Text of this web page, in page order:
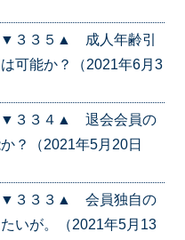
▼３３５▲ 成人年齢引
可能か？（2021年6月3
▼３３４▲ 退会会員の
？（2021年5月20日
▼３３３▲ 会員独自の
いが。（2021年5月13